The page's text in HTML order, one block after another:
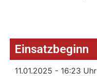
Einsatzbeginn
11.01.2025 - 16:23 Uhr